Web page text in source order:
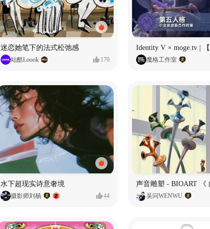
迷恋她笔下的法式松弛感
站酷Loook 170 魔格工作室
水下超现实诗意奢境
摄影师刘杨 44 吴问WENWU